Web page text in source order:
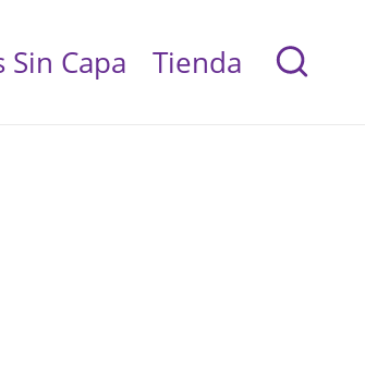
Sin Capa Tienda